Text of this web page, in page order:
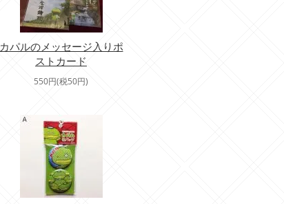
カパルのメッセージ入りポ
ストカード
550円(税50円)